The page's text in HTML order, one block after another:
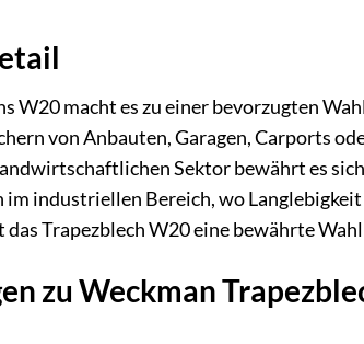
W20 macht es zu einer bevorzugten
von Anbauten, Garagen, Carports
Sektor bewährt es
im industriellen Bereich, wo
Trapezblech W20 eine bewährte
zu Weckman